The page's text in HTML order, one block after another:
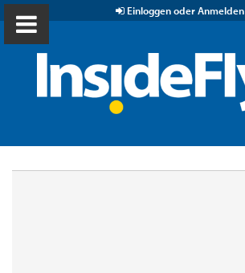
Einloggen oder Anmelden